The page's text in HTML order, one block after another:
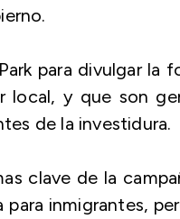
para divulgar la
local, y que son
de la investidura.
clave de la
inmigrantes,